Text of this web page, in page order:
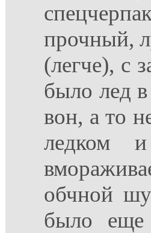
прочный,
(легче), с
было лед в
вон, а то
ледком
обчной
было еще